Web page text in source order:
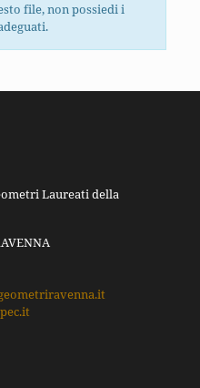
file, non possiedi i
Laureati della